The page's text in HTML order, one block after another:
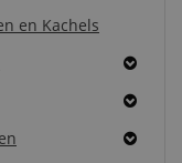
en Kachels